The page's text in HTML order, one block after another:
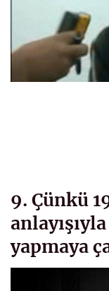
9. Çünkü
yapmaya